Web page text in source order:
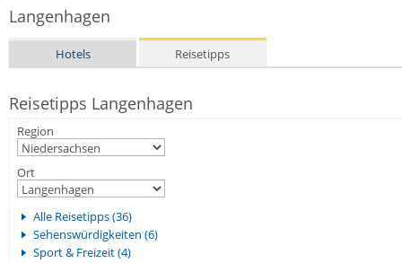
Langenhagen
Hotels Reisetipps
Reisetipps Langenhagen
Region
Ort
Alle Reisetipps (36)
Sehenswürdigkeiten (6)
Sport & Freizeit (4)